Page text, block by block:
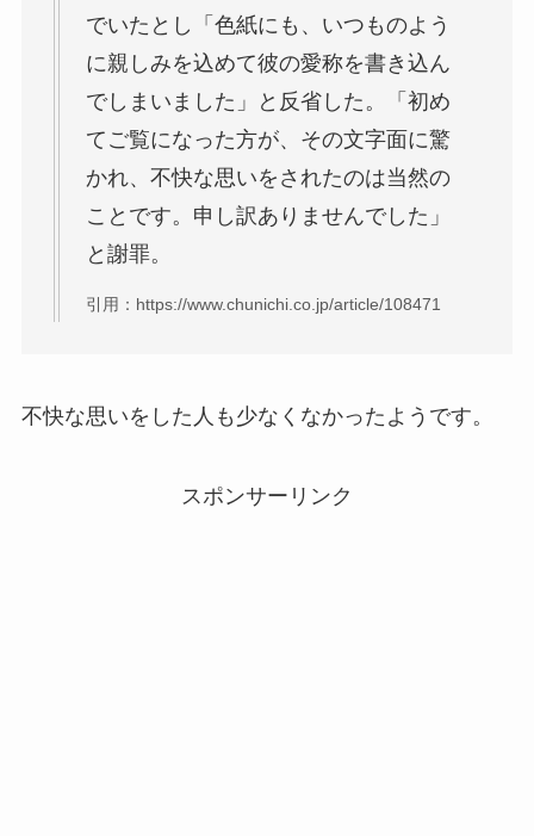
でいたとし「色紙にも、いつものよう
に親しみを込めて彼の愛称を書き込ん
でしまいました」と反省した。「初め
てご覧になった方が、その文字面に驚
かれ、不快な思いをされたのは当然の
ことです。申し訳ありませんでした」
と謝罪。
引用：https://www.chunichi.co.jp/article/108471
不快な思いをした人も少なくなかったようです。
スポンサーリンク